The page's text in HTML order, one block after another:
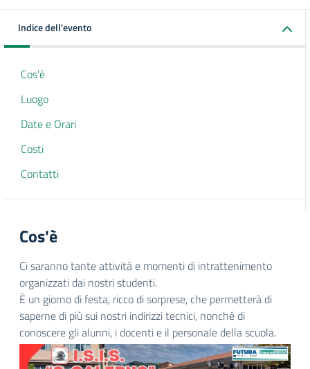
Indice dell'evento
Cos'è
Luogo
Date e Orari
Costi
Contatti
Cos'è
Ci saranno tante attività e momenti di intrattenimento
organizzati dai nostri studenti.
È un giorno di festa, ricco di sorprese, che permetterà di
saperne di più sui nostri indirizzi tecnici, nonché di
conoscere gli alunni, i docenti e il personale della scuola.